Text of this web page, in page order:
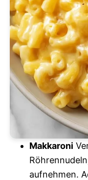
Makkaroni
aufnehmen.